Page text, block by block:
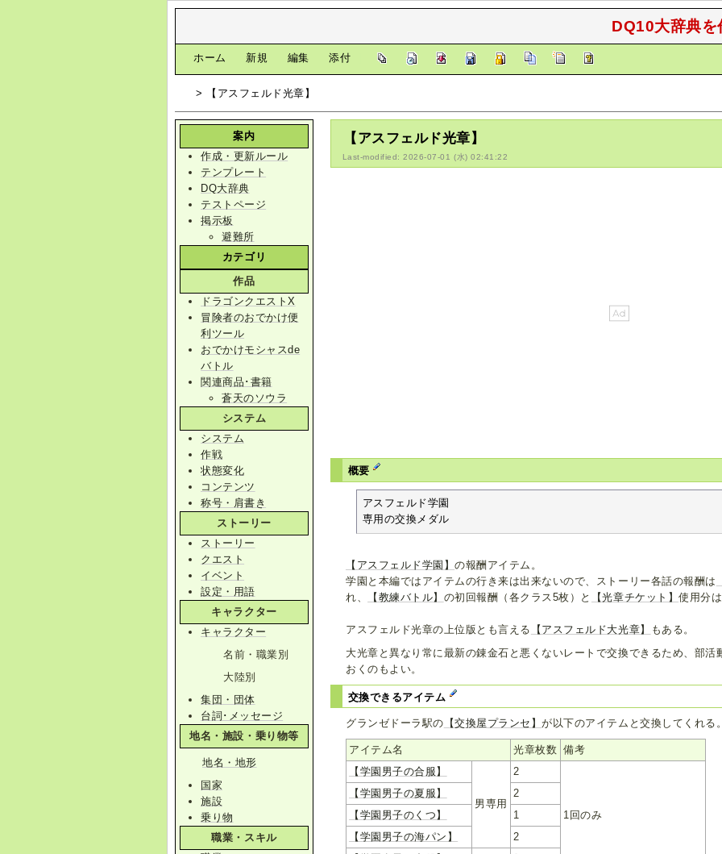
DQ10大辞典
ホーム 新規 編集 添付
> 【アスフェルド光章】
【アスフェルド光章】
Last-modified: 2026-07-01 (水) 02:41:22
概要
アスフェルド学園
専用の交換メダル
【アスフェルド学園】の報酬アイテム。
学園と本編ではアイテムの行き来は出来ないので、ストーリー各話の報酬は
れ、
【教練バトル】 の初回報酬（各クラス5枚）と 【光章チケット】使用分
アスフェルド光章の上位版とも言える 【アスフェルド大光章】
もある。
大光章と異なり常に最新の錬金石と悪くないレートで交換できるため、部
おくのもよい。
交換できるアイテム
グランゼドーラ駅の 【交換屋プランセ】が以下のアイテムと交換してくれる
アイテム名 光章枚数 備考
【学園男子の合服】
男専用
2
1回のみ
【学園男子の夏服】
2
【学園男子のくつ】
1
【学園男子の海パン】
2
案内
作成・更新ルール
テンプレート
DQ大辞典
テストページ
掲示板
避難所
カテゴリ
作品
ドラゴンクエストX
冒険者のおでかけ便
利ツール
おでかけモシャスde
バトル
関連商品･書籍
蒼天のソウラ
システム
システム
作戦
状態変化
コンテンツ
称号・肩書き
ストーリー
ストーリー
クエスト
イベント
設定・用語
キャラクター
キャラクター
名前・職業別
大陸別
集団・団体
台詞･メッセージ
地名・施設・乗り物等
地名・地形
国家
施設
乗り物
職業・スキル